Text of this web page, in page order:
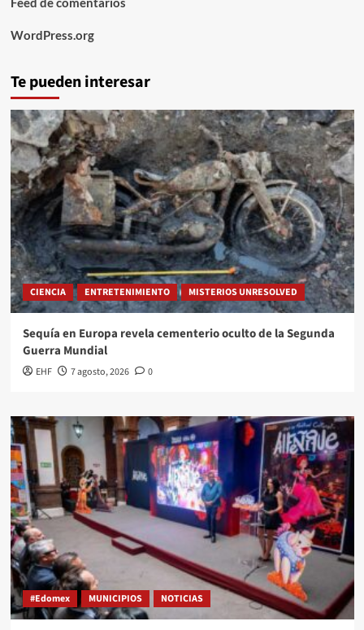
WordPress.org
Te pueden interesar
CIENCIA ENTRETENIMIENTO MISTERIOS UNRESOLVED
Sequía en Europa revela cementerio oculto de la Segunda
Guerra Mundial
EHF 7 agosto, 2026 0
#Edomex MUNICIPIOS NOTICIAS